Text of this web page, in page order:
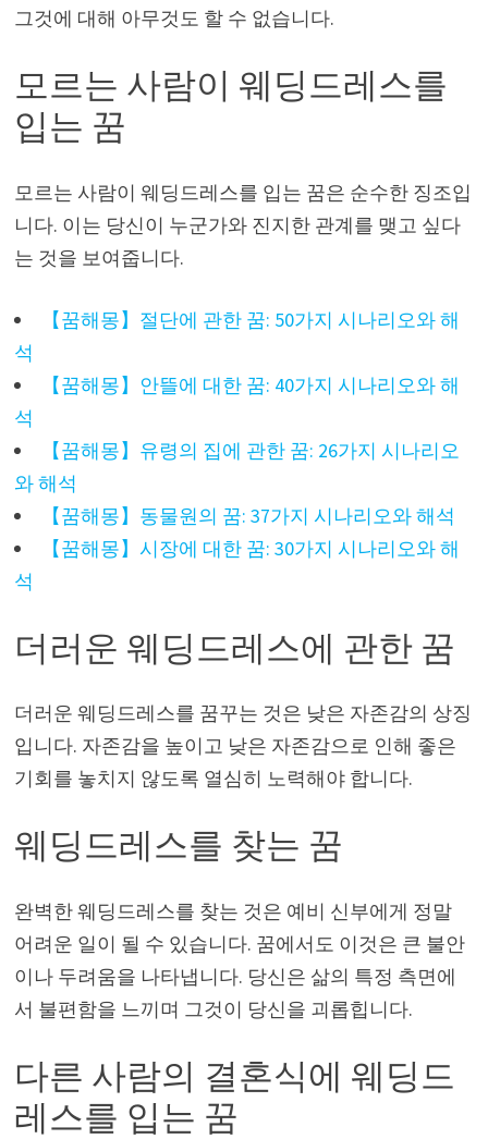
그것에 대해 아무것도 할 수 없습니다.
모르는 사람이 웨딩드레스를
입는 꿈
모르는 사람이 웨딩드레스를 입는 꿈은 순수한 징조입
니다. 이는 당신이 누군가와 진지한 관계를 맺고 싶다
는 것을 보여줍니다.
【꿈해몽】절단에 관한 꿈: 50가지 시나리오와 해
석
【꿈해몽】안뜰에 대한 꿈: 40가지 시나리오와 해
석
【꿈해몽】유령의 집에 관한 꿈: 26가지 시나리오
와 해석
【꿈해몽】동물원의 꿈: 37가지 시나리오와 해석
【꿈해몽】시장에 대한 꿈: 30가지 시나리오와 해
석
더러운 웨딩드레스에 관한 꿈
더러운 웨딩드레스를 꿈꾸는 것은 낮은 자존감의 상징
입니다. 자존감을 높이고 낮은 자존감으로 인해 좋은
기회를 놓치지 않도록 열심히 노력해야 합니다.
웨딩드레스를 찾는 꿈
완벽한 웨딩드레스를 찾는 것은 예비 신부에게 정말
어려운 일이 될 수 있습니다. 꿈에서도 이것은 큰 불안
이나 두려움을 나타냅니다. 당신은 삶의 특정 측면에
서 불편함을 느끼며 그것이 당신을 괴롭힙니다.
다른 사람의 결혼식에 웨딩드
레스를 입는 꿈